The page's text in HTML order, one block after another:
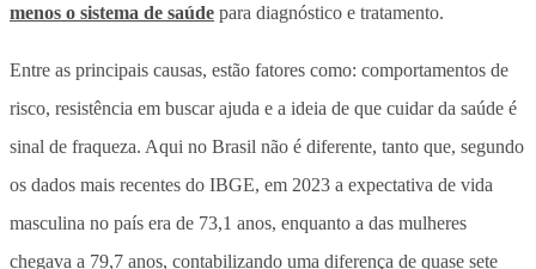
menos o sistema de saúde para diagnóstico e tratamento.
Entre as principais causas, estão fatores como: comportamentos de
risco, resistência em buscar ajuda e a ideia de que cuidar da saúde é
sinal de fraqueza. Aqui no Brasil não é diferente, tanto que, segundo
os dados mais recentes do IBGE, em 2023 a expectativa de vida
masculina no país era de 73,1 anos, enquanto a das mulheres
chegava a 79,7 anos, contabilizando uma diferença de quase sete